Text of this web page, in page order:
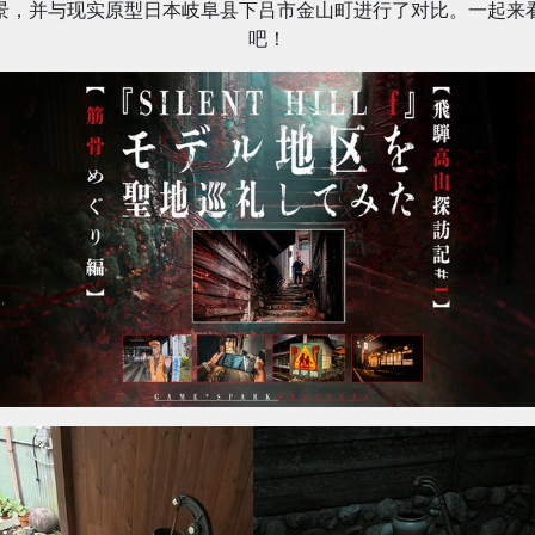
，并与现实原型日本岐阜县下吕市金山町进行了对比。一起来
吧！